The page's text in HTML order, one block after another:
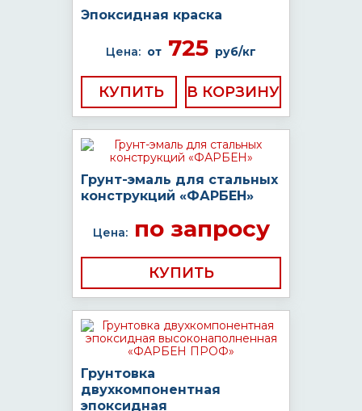
Эпоксидная краска
Цена: от 725 руб/кг
КУПИТЬ
Грунт-эмаль для стальных
конструкций «ФАРБЕН»
Цена:по запросу
КУПИТЬ
Грунтовка
двухкомпонентная
эпоксидная